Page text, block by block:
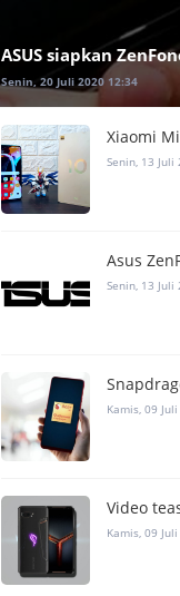
ASUS siapkan
Senin, 20 Juli 2020 12:34
Xiaomi
Senin, 13 Juli
Asus
Senin, 13 Juli
Kamis, 09
Video
Kamis, 09